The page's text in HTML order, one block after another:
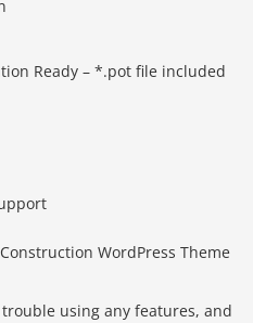
Ready – *.pot file included
using any features, and